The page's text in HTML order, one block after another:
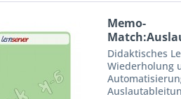
Memo-
k, leicht
Didaktisches
Wiederholung